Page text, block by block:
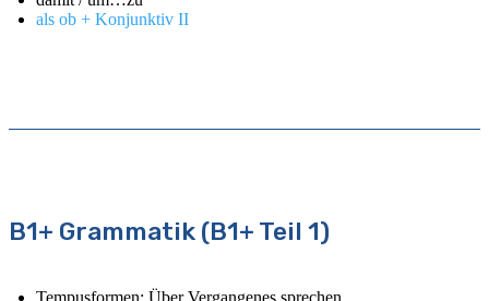
als ob + Konjunktiv II
B1+ Grammatik (B1+ Teil 1)
Tempusformen: Über Vergangenes sprechen